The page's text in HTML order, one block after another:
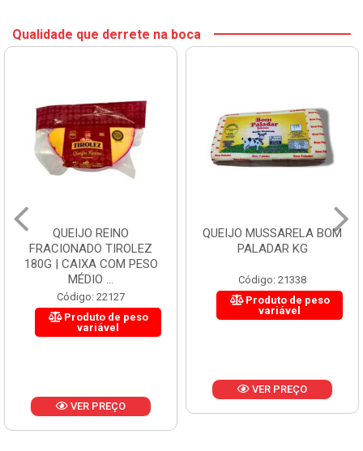
Qualidade que derrete na boca
QUEIJO REINO
FRACIONADO TIROLEZ
180G | CAIXA COM PESO
MÉDIO ...
Código: 22127
Produto de peso
variável
VER PREÇO
QUEIJO MUSSARELA BOM
PALADAR KG
Código: 21338
Produto de peso
variável
VER PREÇO